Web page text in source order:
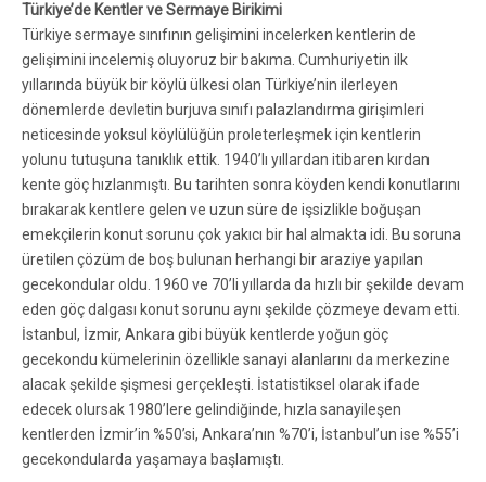
Türkiye’de Kentler ve Sermaye Birikimi
Türkiye sermaye sınıfının gelişimini incelerken kentlerin de
gelişimini incelemiş oluyoruz bir bakıma. Cumhuriyetin ilk
yıllarında büyük bir köylü ülkesi olan Türkiye’nin ilerleyen
dönemlerde devletin burjuva sınıfı palazlandırma girişimleri
neticesinde yoksul köylülüğün proleterleşmek için kentlerin
yolunu tutuşuna tanıklık ettik. 1940’lı yıllardan itibaren kırdan
kente göç hızlanmıştı. Bu tarihten sonra köyden kendi konutlarını
bırakarak kentlere gelen ve uzun süre de işsizlikle boğuşan
emekçilerin konut sorunu çok yakıcı bir hal almakta idi. Bu soruna
üretilen çözüm de boş bulunan herhangi bir araziye yapılan
gecekondular oldu. 1960 ve 70’li yıllarda da hızlı bir şekilde devam
eden göç dalgası konut sorunu aynı şekilde çözmeye devam etti.
İstanbul, İzmir, Ankara gibi büyük kentlerde yoğun göç
gecekondu kümelerinin özellikle sanayi alanlarını da merkezine
alacak şekilde şişmesi gerçekleşti. İstatistiksel olarak ifade
edecek olursak 1980’lere gelindiğinde, hızla sanayileşen
kentlerden İzmir’in %50’si, Ankara’nın %70’i, İstanbul’un ise %55’i
gecekondularda yaşamaya başlamıştı.